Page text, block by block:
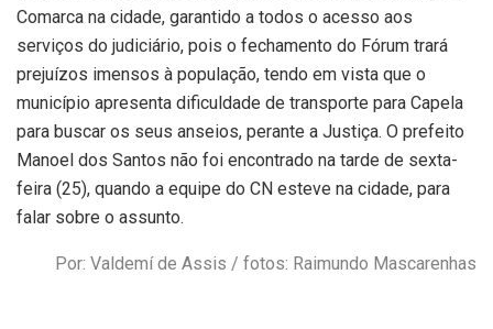
Comarca na cidade, garantido a todos o acesso aos
serviços do judiciário, pois o fechamento do Fórum trará
prejuízos imensos à população, tendo em vista que o
município apresenta dificuldade de transporte para Capela
para buscar os seus anseios, perante a Justiça. O prefeito
Manoel dos Santos não foi encontrado na tarde de sexta-
feira (25), quando a equipe do CN esteve na cidade, para
falar sobre o assunto.
Por: Valdemí de Assis / fotos: Raimundo Mascarenhas